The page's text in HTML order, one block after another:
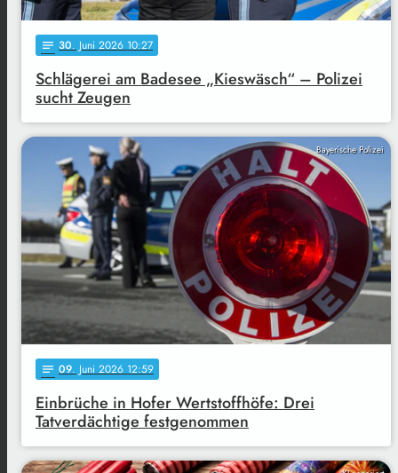
notes 30. Juni 2026 10:27
Schlägerei am Badesee „Kieswäsch“ – Polizei
sucht Zeugen
Bayerische Polizei
notes 09. Juni 2026 12:59
Einbrüche in Hofer Wertstoffhöfe: Drei
Tatverdächtige festgenommen